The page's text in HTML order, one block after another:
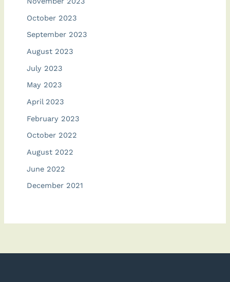
October 2023
September 2023
August 2023
July 2023
May 2023
April 2023
February 2023
October 2022
August 2022
June 2022
December 2021